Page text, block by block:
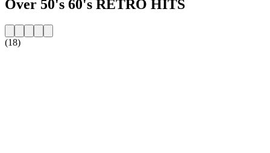
Over 50's 60's RETRO HITS
(18)